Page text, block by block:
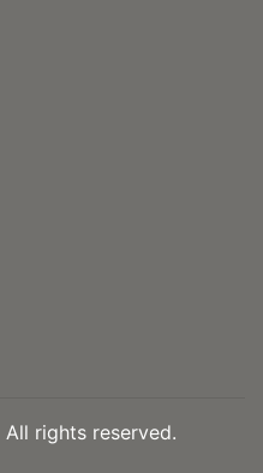
All rights reserved.